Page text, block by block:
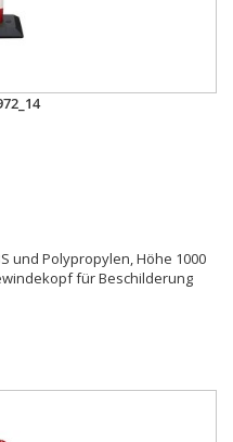
und Polypropylen, Höhe 1000
für Beschilderung